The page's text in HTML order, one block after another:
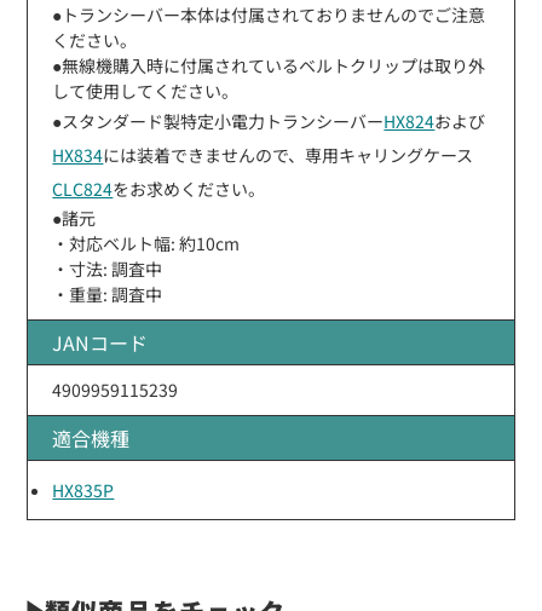
●トランシーバー本体は付属されておりませんのでご注意
ください。
●無線機購入時に付属されているベルトクリップは取り外
して使用してください。
●スタンダード製特定小電力トランシーバーHX824および
HX834には装着できませんので、専用キャリングケース
CLC824をお求めください。
●諸元
・対応ベルト幅: 約10cm
・寸法: 調査中
・重量: 調査中
JANコード
4909959115239
適合機種
HX835P